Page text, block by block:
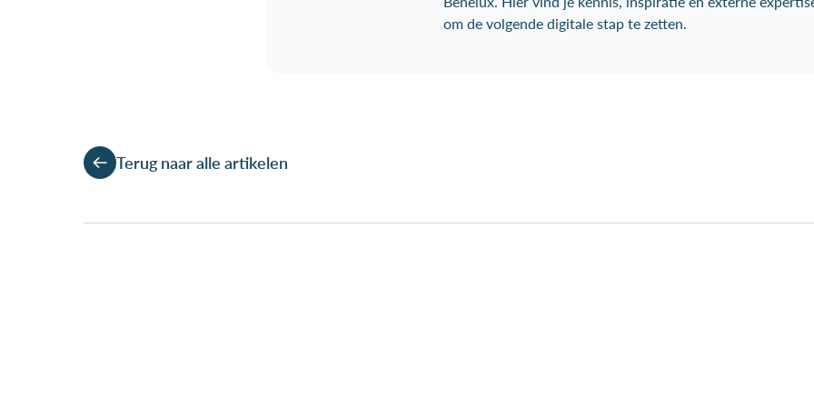
om de volgende digitale stap te zetten.
Terug naar alle artikelen